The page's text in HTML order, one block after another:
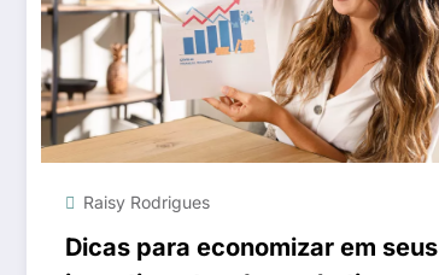
Raisy Rodrigues
Dicas para economizar em seus